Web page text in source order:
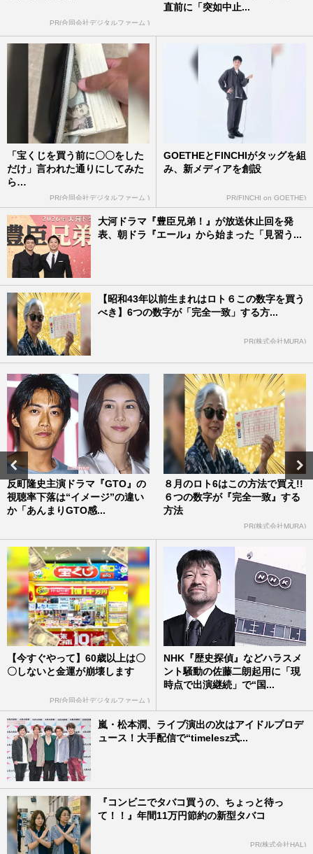
PR(合同会社デジタルファーム )
直前に「突如中止...
「宝くじを買う前に〇〇をした
だけ」言われた通りにしてみた
ら…
PR(合同会社デジタルファーム )
GOETHEとFINCHIがタッグを組
み、新メディアを創設
PR(FINCHI on GOETHE)
大河ドラマ『豊臣兄弟！』が放送休止回を発
表、朝ドラ『エール』から始まった「見習う...
【昭和43年以前生まれはロト６この数字を買う
べき】6つの数字が「完全一致」する方...
PR(株式会社MURA)
反町隆史主演ドラマ『GTO』の
視聴率下落は“イメージ”の違い
か「あんまりGTO感...
８月のロト6はこの方法で買え!!
６つの数字が『完全一致』する
方法
PR(株式会社MURA)
【今すぐやって】60歳以上は〇
〇しないと金運が崩壊します
PR(合同会社デジタルファーム )
NHK『歴史探偵』などハラスメ
ント騒動の佐藤二朗起用に「現
時点で出演継続」で“国...
嵐・松本潤、ライブ演出の次はアイドルプロデ
ュース！大手配信で“timelesz式...
『コンビニでタバコ買うの、ちょっと待っ
て！！』年間11万円節約の新型タバコ
PR(株式会社HAL)